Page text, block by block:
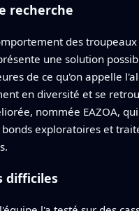
recherche
des
une solution
de ce qu'on appelle
en diversité et se
nommée EAZOA,
exploratoires et
difficiles